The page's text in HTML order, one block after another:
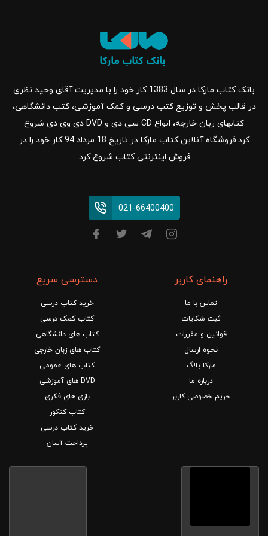
بانک کتاب مارکا در سال 1383 کار خود را با مدیریت آقای وحید نظری
در قالب پخش و توزیع کتب درسی و کمک آموزشی، کتب دانشگاهی،
کتابهای زبان خارجه، انواع CD سی دی و DVD دی وی دی شروع
کرد.فروشگاه آنلاین کتاب مارکا در تاریخ 18 مرداد 94 کار خود را در
فروش اینترنتی کتاب شروع کرد.
021-66400400
راهنمای کاربر
تماس با ما
ثبت شکایات
قوانین و مقررات
نحوه ارسال
مارکا بلاگ
درباره ما
حریم خصوصی کاربر
دسترسی سریع
خرید کتاب درسی
کتاب کمک درسی
کتاب های دانشگاهی
کتاب های زبان خارجی
کتاب های عمومی
DVD های آموزشی
بازی های فکری
کتاب کنکور
خرید کتاب درسی
پرداخت آسان